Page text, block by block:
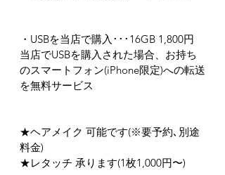
・USBを当店で購入･･･16GB 1,800円
当店でUSBを購入された場合、お持ち
のスマートフォン(iPhone限定)への転送
を無料サービス
★ヘアメイク 可能です(※要予約､別途
料金)
★レタッチ 承ります(1枚1,000円〜)